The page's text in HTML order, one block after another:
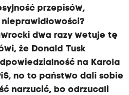
przepisów,
dwa razy wetuje tę
że Donald Tusk
na Karola
no to państwo dali sobie
narzucić, bo odrzucali